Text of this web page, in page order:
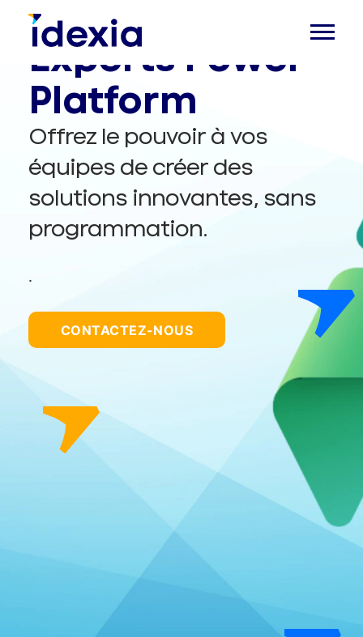
Experts Power
Platform
Offrez le pouvoir à vos
équipes de créer des
solutions innovantes, sans
programmation.
.
CONTACTEZ-NOUS